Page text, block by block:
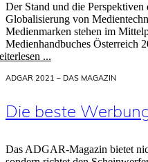
Der Stand und die
Globalisierung von
Medienmarken stehen im
Medienhandbuches Österreich
...
ADGAR 2021 – DAS MAGAZIN
Die beste
Das ADGAR-Magazin bietet